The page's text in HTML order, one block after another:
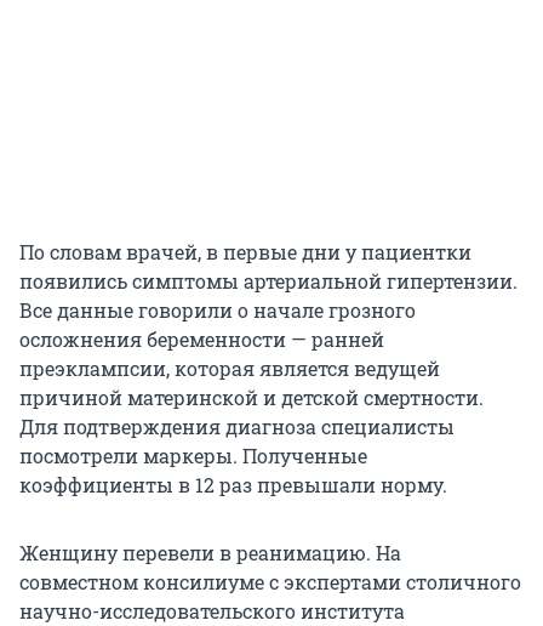
По словам врачей, в первые дни у пациентки
появились симптомы артериальной гипертензии.
Все данные говорили о начале грозного
осложнения беременности — ранней
преэклампсии, которая является ведущей
причиной материнской и детской смертности.
Для подтверждения диагноза специалисты
посмотрели маркеры. Полученные
коэффициенты в 12 раз превышали норму.
Женщину перевели в реанимацию. На
совместном консилиуме с экспертами столичного
научно-исследовательского института